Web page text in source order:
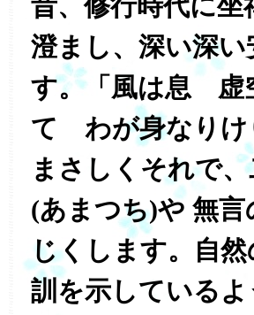
澄まし、深い深
す。「風は息
て わが身なりけ
まさしくそれで
(あまつち)や 無
じくします。自
訓を示している